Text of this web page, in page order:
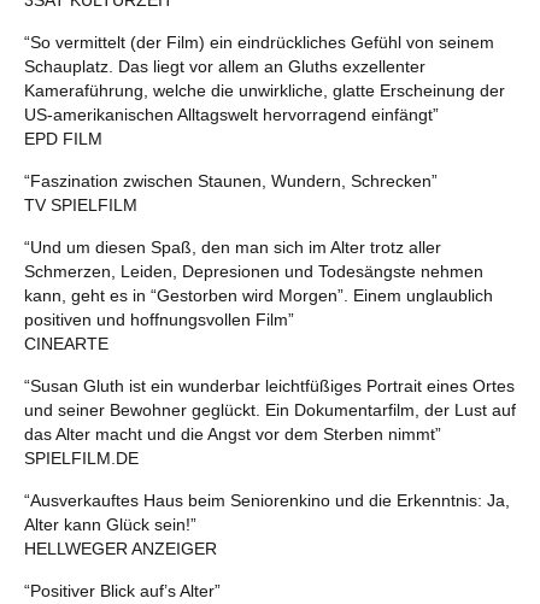
“So vermittelt (der Film) ein eindrückliches Gefühl von seinem
Schauplatz. Das liegt vor allem an Gluths exzellenter
Kameraführung, welche die unwirkliche, glatte Erscheinung der
US-amerikanischen Alltagswelt hervorragend einfängt”
EPD FILM
“Faszination zwischen Staunen, Wundern, Schrecken”
TV SPIELFILM
“Und um diesen Spaß, den man sich im Alter trotz aller
Schmerzen, Leiden, Depresionen und Todesängste nehmen
kann, geht es in “Gestorben wird Morgen”. Einem unglaublich
positiven und hoffnungsvollen Film”
CINEARTE
“Susan Gluth ist ein wunderbar leichtfüßiges Portrait eines Ortes
und seiner Bewohner geglückt. Ein Dokumentarfilm, der Lust auf
das Alter macht und die Angst vor dem Sterben nimmt”
SPIELFILM.DE
“Ausverkauftes Haus beim Seniorenkino und die Erkenntnis: Ja,
Alter kann Glück sein!”
HELLWEGER ANZEIGER
“Positiver Blick auf’s Alter”